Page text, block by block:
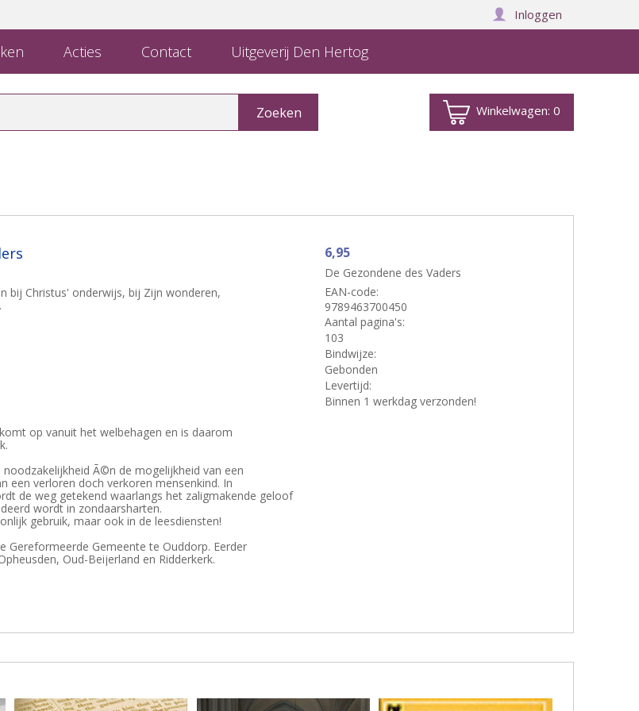
Inloggen
Acties Contact Uitgeverij Den Hertog
Winkelwagen:0
bij Christus' onderwijs, bij Zijn wonderen,
op vanuit het welbehagen en is daarom
Ã©n de mogelijkheid van een
een verloren doch verkoren mensenkind. In
de weg getekend waarlangs het zaligmakende geloof
wordt in zondaarsharten.
gebruik, maar ook in de leesdiensten!
Gereformeerde Gemeente te Ouddorp. Eerder
Oud-Beijerland en Ridderkerk.
6,95
De Gezondene des Vaders
EAN-code:
9789463700450
Aantal pagina's:
103
Bindwijze:
Gebonden
Levertijd:
Binnen 1 werkdag verzonden!